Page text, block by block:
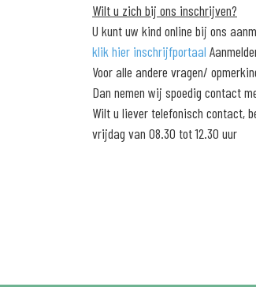
Wilt u zich bij ons inschrijven?
U kunt uw kind online bij ons
klik hier inschrijfportaal
Voor alle andere vragen/
Dan nemen wij spoedig contact
Wilt u liever telefonisch contact,
vrijdag van 08.30 tot 12.30 uur